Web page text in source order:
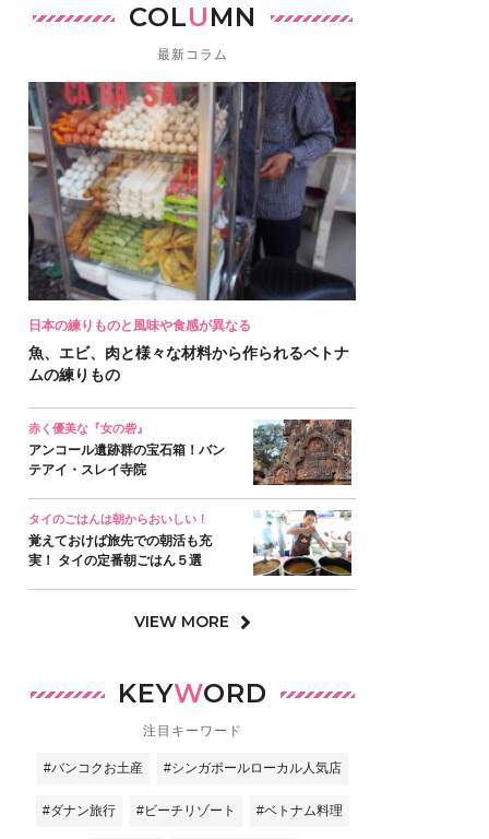
COLUMN
最新コラム
日本の練りものと風味や食感が異なる
魚、エビ、肉と様々な材料から作られるベトナ
ムの練りもの
赤く優美な『女の砦』
アンコール遺跡群の宝石箱！バン
テアイ・スレイ寺院
タイのごはんは朝からおいしい！
覚えておけば旅先での朝活も充
実！ タイの定番朝ごはん５選
VIEW MORE
KEYWORD
注目キーワード
#バンコクお土産 #シンガポールローカル人気店
#ダナン旅行 #ビーチリゾート #ベトナム料理